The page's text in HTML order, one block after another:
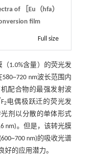
of ［Eu（hfa）
film
Full size
（1.0%含量）的荧光发
nm波长范围内
配合物的最强发射波
F2电偶极跃迁的荧光发
剂以分散的单体形式
nm)。但是，该转光膜
nm)的吸收光谱
好的应用潜力。